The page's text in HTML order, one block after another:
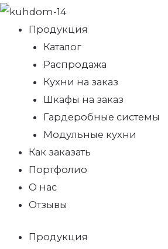
Продукция
Каталог
Распродажа
Кухни на заказ
Шкафы на заказ
Гардеробные системы
Модульные кухни
Как заказать
Портфолио
О нас
Отзывы
Продукция